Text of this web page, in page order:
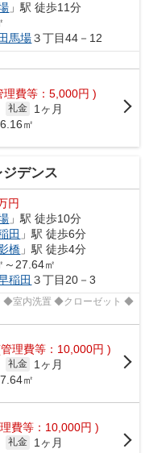
」駅 徒歩11分
馬場３丁目44－12
理費等：5,000円 )
礼金
1ヶ月
㎡
デンス
円
」駅 徒歩10分
田 」駅 徒歩6分
橋 」駅 徒歩4分
～27.64㎡
稲田 ３丁目20－3
◆室内洗置 ◆クローゼット ◆
理費等：10,000円 )
礼金
1ヶ月
㎡
費等：10,000円 )
礼金
1ヶ月